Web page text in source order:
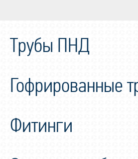
Трубы ПНД
Гофрированные
Фитинги